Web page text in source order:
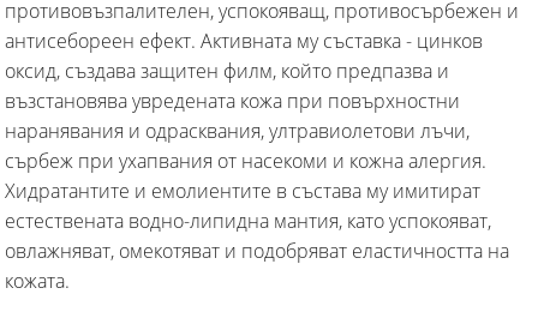
противовъзпалителен, успокояващ, противосърбежен и
антисебореен ефект. Активната му съставка - цинков
оксид, създава защитен филм, който предпазва и
възстановява увредената кожа при повърхностни
наранявания и одрасквания, ултравиолетови лъчи,
сърбеж при ухапвания от насекоми и кожна алергия.
Хидратантите и емолиентите в състава му имитират
естествената водно-липидна мантия, като успокояват,
овлажняват, омекотяват и подобряват еластичността на
кожата.